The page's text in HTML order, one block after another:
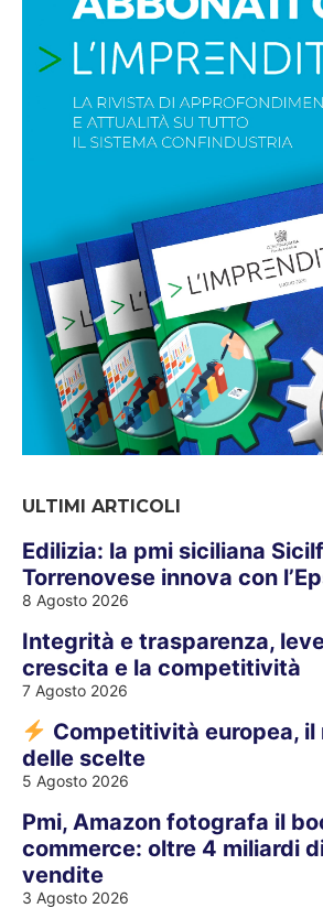
ULTIMI ARTICOLI
Edilizia: la pmi siciliana
Torrenovese innova con
8 Agosto 2026
Integrità e trasparenza,
crescita e la competitività
7 Agosto 2026
Competitività europea, il
delle scelte
5 Agosto 2026
Pmi, Amazon fotografa il
commerce: oltre 4 miliardi
vendite
3 Agosto 2026